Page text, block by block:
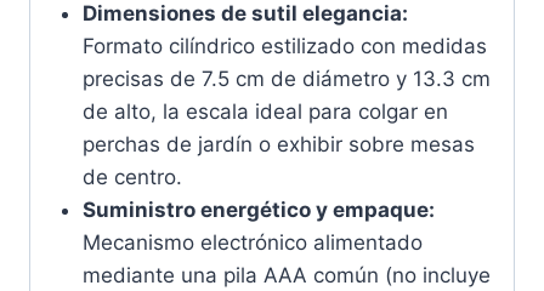
Dimensiones de sutil elegancia:
Formato cilíndrico estilizado con medidas
precisas de 7.5 cm de diámetro y 13.3 cm
de alto, la escala ideal para colgar en
perchas de jardín o exhibir sobre mesas
de centro.
Suministro energético y empaque:
Mecanismo electrónico alimentado
mediante una pila AAA común (no incluye